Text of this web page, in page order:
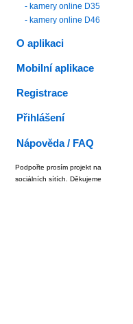
- kamery online D35
- kamery online D46
O aplikaci
Mobilní aplikace
Registrace
Přihlášení
Nápověda / FAQ
Podpořte prosím projekt na
sociálních sítích. Děkujeme